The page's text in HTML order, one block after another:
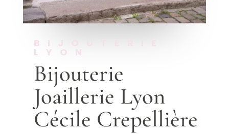
BIJOUTERIE
LYON
Bijouterie
Joaillerie Lyon
Cécile Crepellière